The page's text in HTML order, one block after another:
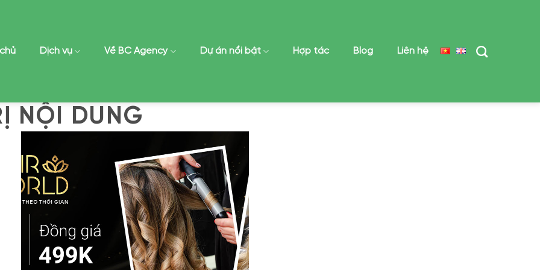
Dịch vụ Về BC Agency Dự án nổi bật Hợp tác Blog Liên hệ
NỘI DUNG